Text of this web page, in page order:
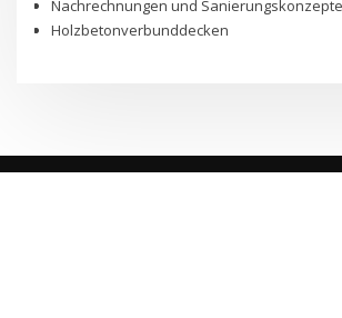
Nachrechnungen und
Holzbetonverbunddecken